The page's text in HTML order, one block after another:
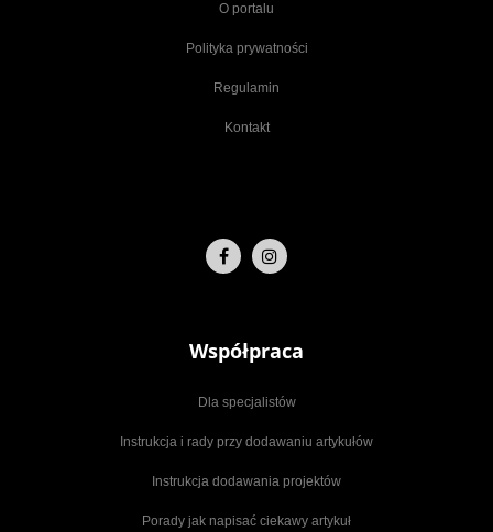
O portalu
Polityka prywatności
Regulamin
Kontakt
Współpraca
Dla specjalistów
Instrukcja i rady przy dodawaniu artykułów
Instrukcja dodawania projektów
Porady jak napisać ciekawy artykuł